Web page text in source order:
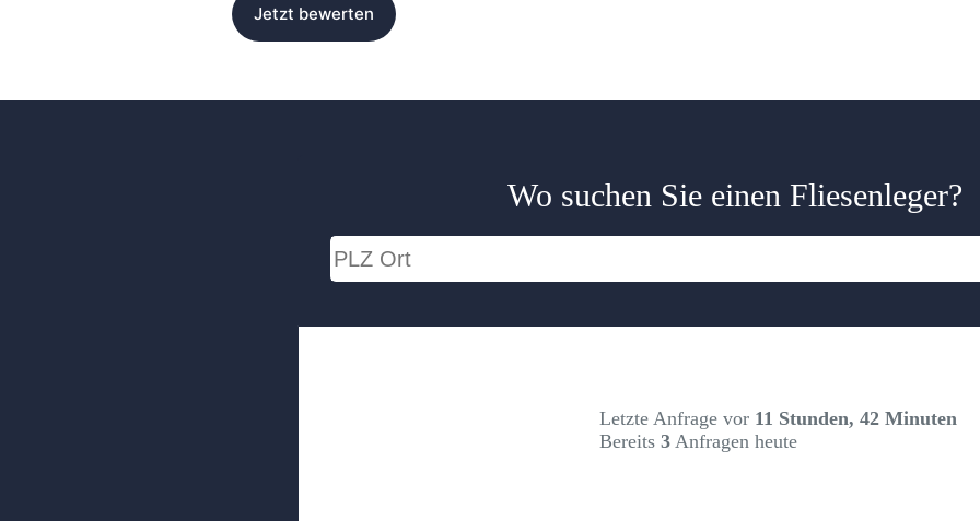
Jetzt bewerten
Wo suchen Sie einen Fliesenleger?
Letzte Anfrage vor 11 Stunden, 42 Minuten
Bereits 3Anfragen heute